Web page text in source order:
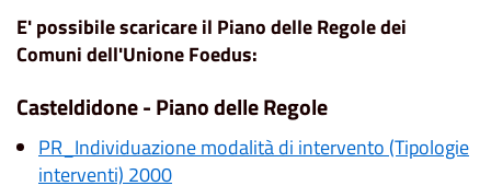
E' possibile scaricare il Piano delle Regole dei
Comuni dell'Unione Foedus:
Casteldidone - Piano delle Regole
PR_Individuazione modalità di intervento (Tipologie
interventi) 2000